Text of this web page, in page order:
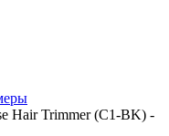
Hair Trimmer (C1-BK) -